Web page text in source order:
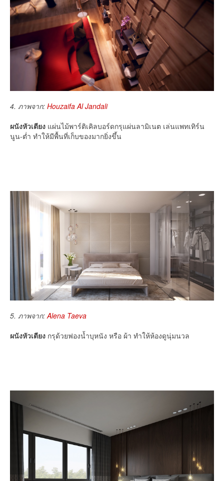
4. ภาพจาก: Houzaifa Al Jandali
ผนังหัวเตียง แผ่นไม้พาร์ติเคิลบอร์ดกรุแผ่นลามิเนต เล่นแพทเทิร์น
นูน-ต่ำ ทำให้มีพื้นที่เก็บของมากยิ่งขึ้น
5. ภาพจาก: Alena Taeva
ผนังหัวเตียง กรุด้วยฟองน้ำบุหนัง หรือ ผ้า ทำให้ห้องดูนุ่มนวล